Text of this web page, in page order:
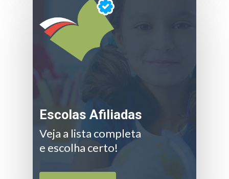
Escolas Afiliadas
Veja a lista completa
e escolha certo!